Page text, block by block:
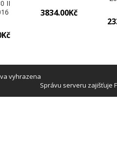
vyhrazena
Správu serveru zajišťuje